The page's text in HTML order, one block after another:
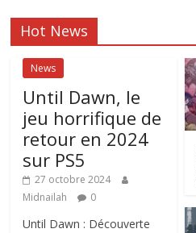
Hot News
News
Until Dawn, le
jeu horrifique de
retour en 2024
sur PS5
27 octobre 2024
Midnailah
0
Until Dawn : Découverte